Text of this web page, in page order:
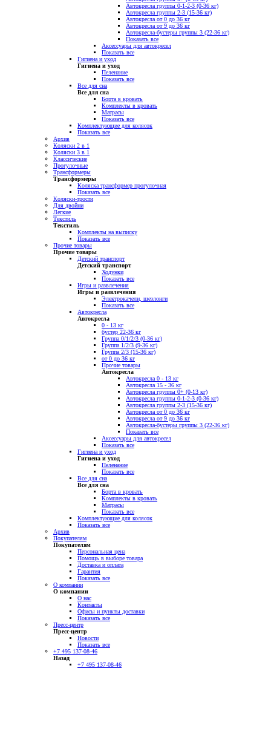
Автокресла группы 0-1-2-3 (0-36 кг)
Автокресла группы 2-3 (15-36 кг)
Автокресла от 0 до 36 кг
Автокресла от 9 до 36 кг
Автокресла-бустеры группы 3 (22-36 кг)
Показать все
Аксессуары для автокресел
Показать все
Гигиена и уход
Гигиена и уход
Пеленание
Показать все
Все для сна
Все для сна
Борта в кровать
Комплекты в кровать
Матрасы
Показать все
Комплектующие для колясок
Показать все
Архив
Коляски 2 в 1
Коляски 3 в 1
Классические
Прогулочные
Трансформеры
Трансформеры
Коляска трансформер прогулочная
Показать все
Коляски-трости
Для двойни
Легкие
Текстиль
Текстиль
Комплекты на выписку
Показать все
Прочие товары
Прочие товары
Детский транспорт
Детский транспорт
Ходунки
Показать все
Игры и развлечения
Игры и развлечения
Электрокачели, шезлонги
Показать все
Автокресла
Автокресла
0 - 13 кг
бустер 22-36 кг
Группа 0/1/2/3 (0-36 кг)
Группа 1/2/3 (9-36 кг)
Группа 2/3 (15-36 кг)
от 0 до 36 кг
Прочие товары
Автокресла
Автокресла 0 - 13 кг
Автокресла 15 - 36 кг
Автокресла группы 0+ (0-13 кг)
Автокресла группы 0-1-2-3 (0-36 кг)
Автокресла группы 2-3 (15-36 кг)
Автокресла от 0 до 36 кг
Автокресла от 9 до 36 кг
Автокресла-бустеры группы 3 (22-36 кг)
Показать все
Аксессуары для автокресел
Показать все
Гигиена и уход
Гигиена и уход
Пеленание
Показать все
Все для сна
Все для сна
Борта в кровать
Комплекты в кровать
Матрасы
Показать все
Комплектующие для колясок
Показать все
Архив
Покупателям
Покупателям
Персональная цена
Помощь в выборе товара
Доставка и оплата
Гарантия
Показать все
О компании
О компании
О нас
Контакты
Офисы и пункты доставки
Показать все
Пресс-центр
Пресс-центр
Новости
Показать все
+7 495 137-08-46
Назад
+7 495 137-08-46